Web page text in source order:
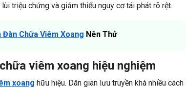
triệu chứng và giảm thiểu nguy cơ tái phát rõ rệt.
Đàn Chữa Viêm Xoang Nên Thử
viêm xoang hiệu nghiệm
xoang hữu hiệu. Dân gian lưu truyền khá nhiều cách